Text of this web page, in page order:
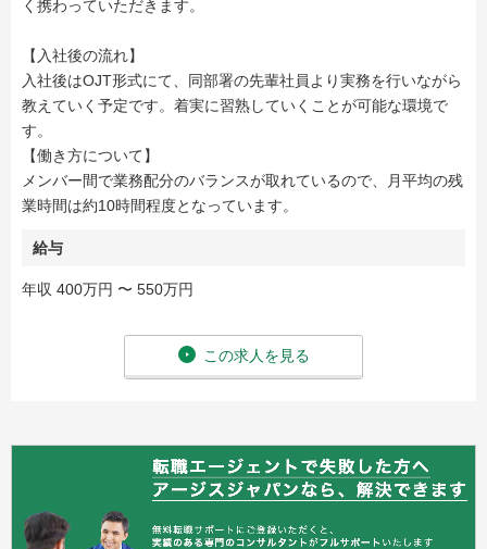
く携わっていただきます。
【入社後の流れ】
入社後はOJT形式にて、同部署の先輩社員より実務を行いながら
教えていく予定です。着実に習熟していくことが可能な環境で
す。
【働き方について】
メンバー間で業務配分のバランスが取れているので、月平均の残
業時間は約10時間程度となっています。
給与
年収 400万円 〜 550万円
この求人を見る